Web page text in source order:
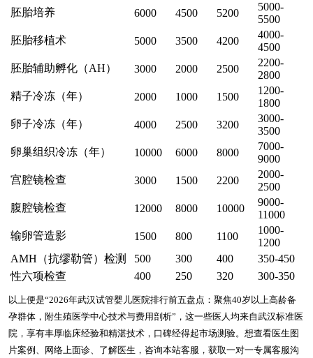
胚胎培养
6000 4500 5200
5000-
5500
胚胎移植术
5000 3500 4200
4000-
4500
胚胎辅助孵化（AH）
3000 2000 2500
2200-
2800
精子冷冻（年）
2000 1000 1500
1200-
1800
卵子冷冻（年）
4000 2500 3200
3000-
3500
卵巢组织冷冻（年）
10000 6000 8000
7000-
9000
宫腔镜检查
3000 1500 2200
2000-
2500
腹腔镜检查
12000 8000 10000
9000-
11000
输卵管造影
1500 800 1100
1000-
1200
AMH（抗缪勒管）检测
500 300 400
350-450
性六项检查
400 250 320 300-350
以上便是“2026年武汉试管婴儿医院排行前五盘点：聚焦40岁以上高龄备
孕群体，附生殖医学中心技术与费用剖析”，这一些医人均来自武汉标准医
院，享有丰厚临床经验和精湛技术，口碑经得起市场测验。想查看医生图
片案例、网络上面诊、了解医生，咨询本站客服，获取一对一专属客服沟